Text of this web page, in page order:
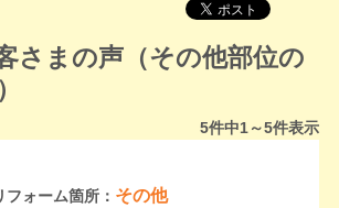
さまの声（その他部位の
5件中1～5件表示
フォーム箇所： その他